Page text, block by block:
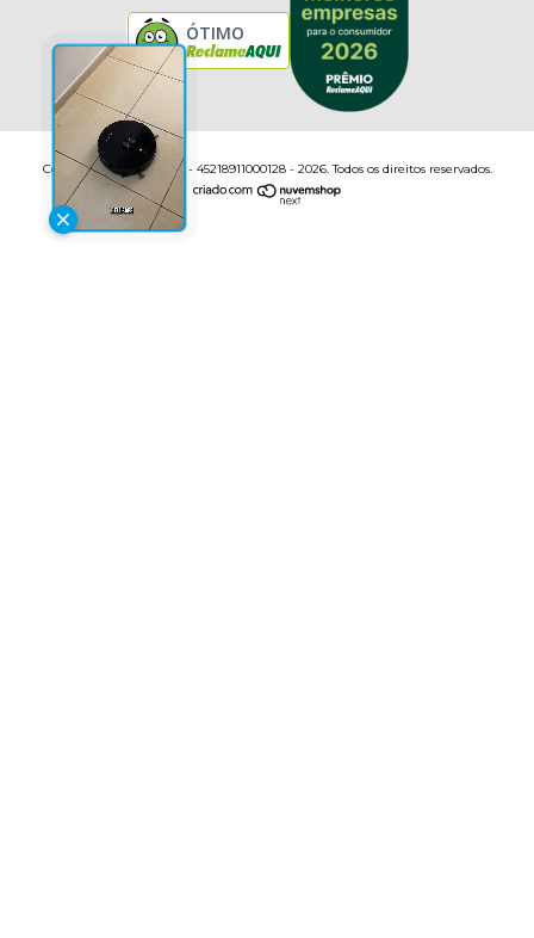
ÓTIMO
Copyright ILEBEN LTDA - 45218911000128 - 2026. Todos os direitos reservados.